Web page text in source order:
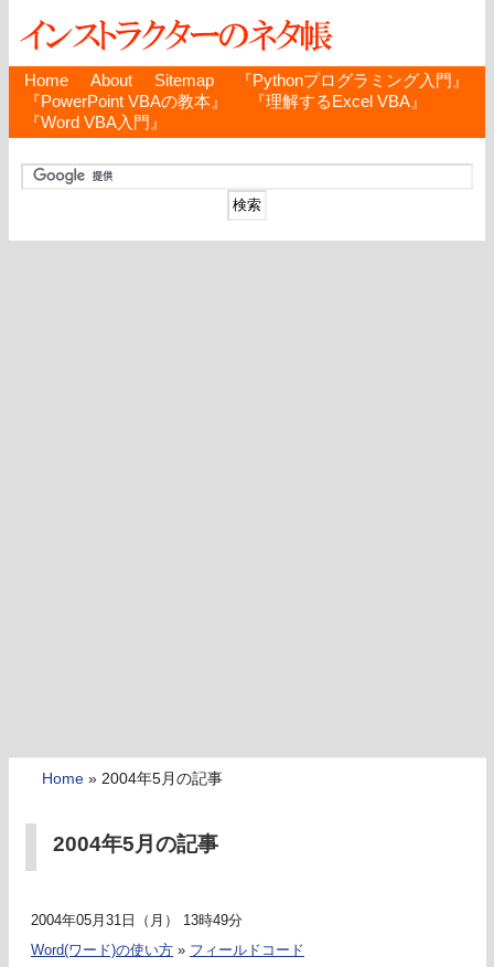
Home About Sitemap
『Pythonプログラミング入門』
『PowerPoint VBAの教本』
『理解するExcel VBA』
『Word VBA入門』
Home » 2004年5月の記事
2004年5月の記事
2004年05月31日（月） 13時49分
Word(ワード)の使い方 » フィールドコード